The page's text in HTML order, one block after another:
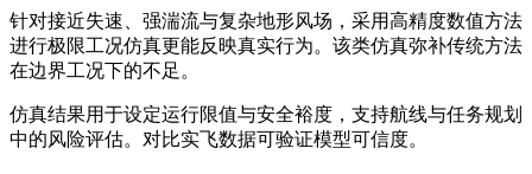
针对接近失速、强湍流与复杂地形风场，采用高精度数值方法
进行极限工况仿真更能反映真实行为。该类仿真弥补传统方法
在边界工况下的不足。
仿真结果用于设定运行限值与安全裕度，支持航线与任务规划
中的风险评估。对比实飞数据可验证模型可信度。